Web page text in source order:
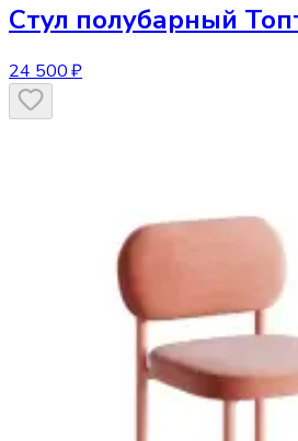
Стул полубарный
24 500 ₽